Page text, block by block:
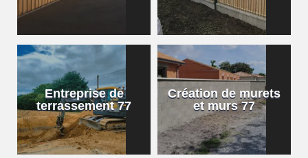
Entreprise de
terrassement 77
Création de murets
et murs 77